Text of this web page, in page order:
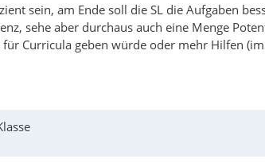
sein, am Ende soll die SL die Aufgaben
sehe aber durchaus auch eine Menge
Curricula geben würde oder mehr Hilfen